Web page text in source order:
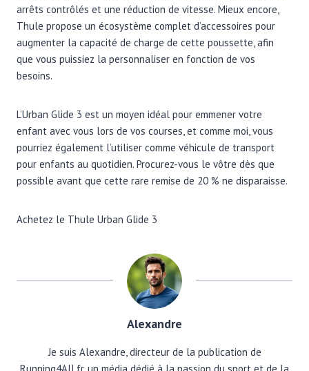
arrêts contrôlés et une réduction de vitesse. Mieux encore,
Thule propose un écosystème complet d’accessoires pour
augmenter la capacité de charge de cette poussette, afin
que vous puissiez la personnaliser en fonction de vos
besoins.
L’Urban Glide 3 est un moyen idéal pour emmener votre
enfant avec vous lors de vos courses, et comme moi, vous
pourriez également l’utiliser comme véhicule de transport
pour enfants au quotidien. Procurez-vous le vôtre dès que
possible avant que cette rare remise de 20 % ne disparaisse.
Achetez le Thule Urban Glide 3
Alexandre
Je suis Alexandre, directeur de la publication de